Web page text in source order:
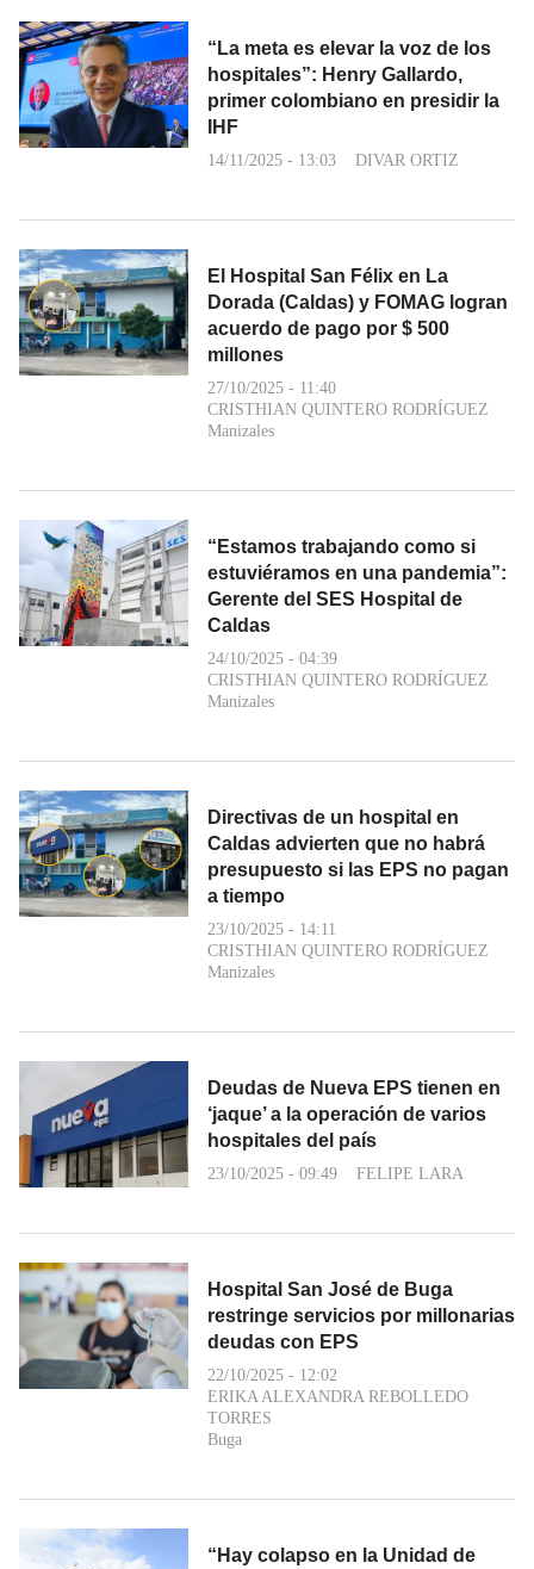
“La meta es elevar la voz de los
hospitales”: Henry Gallardo,
primer colombiano en presidir la
IHF
14/11/2025 - 13:03 DIVAR ORTIZ
El Hospital San Félix en La
Dorada (Caldas) y FOMAG logran
acuerdo de pago por $ 500
millones
27/10/2025 - 11:40
CRISTHIAN QUINTERO RODRÍGUEZ
Manizales
“Estamos trabajando como si
estuviéramos en una pandemia”:
Gerente del SES Hospital de
Caldas
24/10/2025 - 04:39
CRISTHIAN QUINTERO RODRÍGUEZ
Manizales
Directivas de un hospital en
Caldas advierten que no habrá
presupuesto si las EPS no pagan
a tiempo
23/10/2025 - 14:11
CRISTHIAN QUINTERO RODRÍGUEZ
Manizales
Deudas de Nueva EPS tienen en
‘jaque’ a la operación de varios
hospitales del país
23/10/2025 - 09:49 FELIPE LARA
Hospital San José de Buga
restringe servicios por millonarias
deudas con EPS
22/10/2025 - 12:02
ERIKA ALEXANDRA REBOLLEDO
TORRES
Buga
“Hay colapso en la Unidad de